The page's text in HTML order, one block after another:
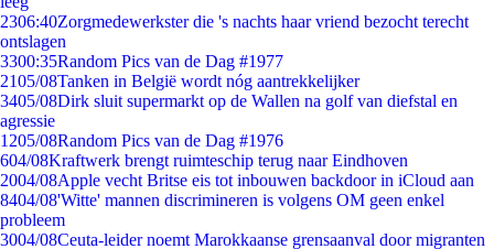
2306:40Zorgmedewerkster die 's nachts haar vriend bezocht terecht
ontslagen
3300:35Random Pics van de Dag #1977
2105/08Tanken in België wordt nóg aantrekkelijker
3405/08Dirk sluit supermarkt op de Wallen na golf van diefstal en
agressie
1205/08Random Pics van de Dag #1976
604/08Kraftwerk brengt ruimteschip terug naar Eindhoven
2004/08Apple vecht Britse eis tot inbouwen backdoor in iCloud aan
8404/08'Witte' mannen discrimineren is volgens OM geen enkel
probleem
3004/08Ceuta-leider noemt Marokkaanse grensaanval door migranten